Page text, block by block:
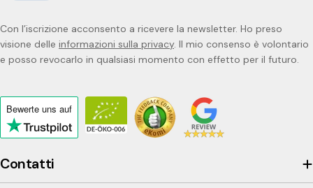
Contatti
Con l’iscrizione acconsento a ricevere la newsletter. Ho preso
visione delle informazioni sulla privacy. Il mio consenso è volontario
e posso revocarlo in qualsiasi momento con effetto per il futuro.
Bewerte uns auf
Click
to
view
the